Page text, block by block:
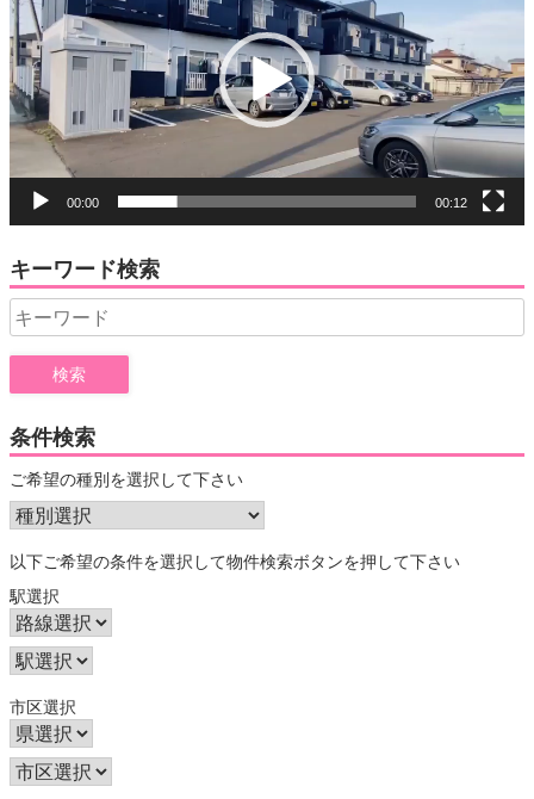
プ
レ
ー
ヤ
ー
00:00 00:12
キーワード検索
Search
for:
条件検索
ご希望の種別を選択して下さい
以下ご希望の条件を選択して物件検索ボタンを押して下さい
駅選択
市区選択